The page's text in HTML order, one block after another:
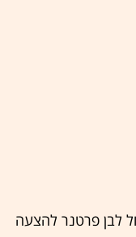
לבן פרטנר להצעה